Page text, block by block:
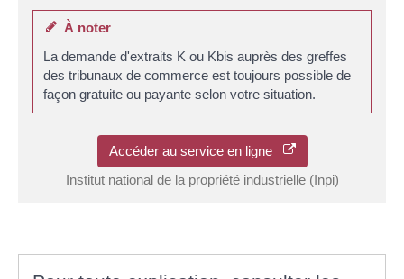
À noter
La demande d'extraits K ou Kbis auprès des greffes
des tribunaux de commerce est toujours possible de
façon gratuite ou payante selon votre situation.
Accéder au service en ligne
Institut national de la propriété industrielle (Inpi)